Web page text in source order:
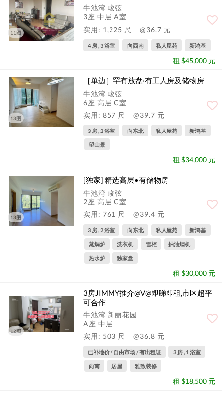
11图
牛池湾 峻弦
3座 中层 A室
实用: 1,225 尺
@36.7 元
4 房 , 3 浴室 向西南 私人屋苑 新鸿基
租 $45,000 元
13图
［单边］罕有放盘·有工人房及储物房
牛池湾 峻弦
6座 高层 C室
实用: 857 尺
@39.7 元
3 房 , 2 浴室 向东北 私人屋苑 新鸿基
望山景
租 $34,000 元
13图
[独家] 精选高层•有储物房
牛池湾 峻弦
2座 高层 C室
实用: 761 尺
@39.4 元
3 房 , 2 浴室 向东北 私人屋苑 新鸿基
蒸焗炉 洗衣机 雪柜 抽油烟机
热水炉 独家盘
租 $30,000 元
12图
3房JIMMY推介@V@即睇即租,市区超平
可合作
牛池湾 新丽花园
A座 中层
实用: 503 尺
@36.8 元
已补地价 / 自由市场 / 有出租证 3 房 , 1 浴室
向南 居屋 雅致装修
租 $18,500 元